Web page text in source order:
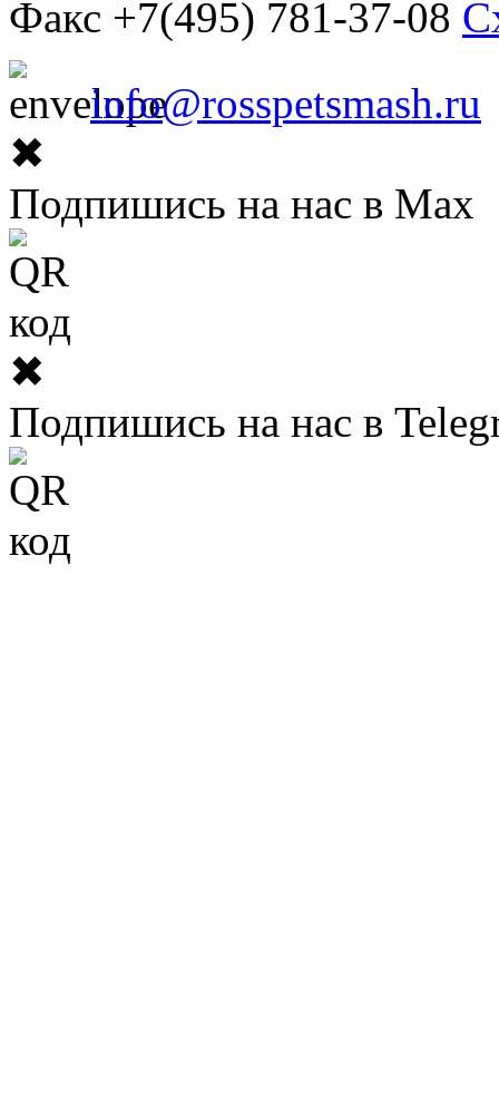
Факс +7(495) 781-37-08
info@rosspetsmash.ru
✖
Подпишись на нас в Max
✖
Подпишись на нас в